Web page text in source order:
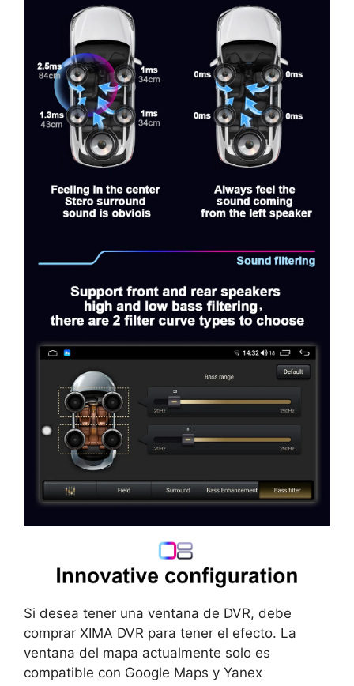
Si desea tener una ventana de DVR, debe
comprar XIMA DVR para tener el efecto. La
ventana del mapa actualmente solo es
compatible con Google Maps y Yanex